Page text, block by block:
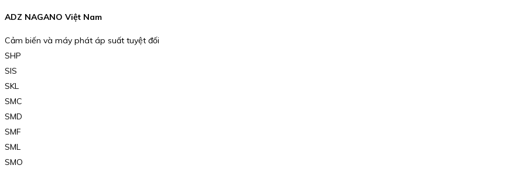
ADZ NAGANO Việt Nam
Cảm biến và máy phát áp suất tuyệt đối
SHP
SIS
SKL
SMC
SMD
SMF
SML
SMO